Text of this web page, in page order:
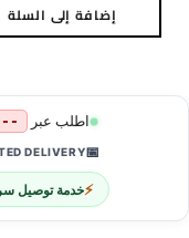
إضافة إلى السلة
هناك
من
الأشكال
المختلفة
لهذا
المنتج.
يمكن